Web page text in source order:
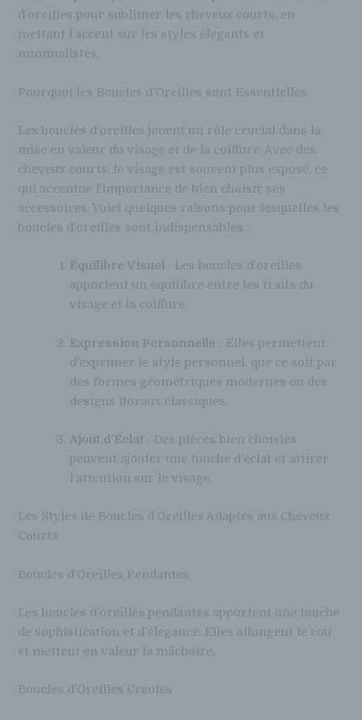
d’oreilles pour sublimer les cheveux courts, en
mettant l’accent sur les styles élégants et
minimalistes.
Pourquoi les Boucles d’Oreilles sont Essentielles
Les boucles d’oreilles jouent un rôle crucial dans la
mise en valeur du visage et de la coiffure. Avec des
cheveux courts, le visage est souvent plus exposé, ce
qui accentue l’importance de bien choisir ses
accessoires. Voici quelques raisons pour lesquelles les
boucles d’oreilles sont indispensables :
Équilibre Visuel : Les boucles d’oreilles
apportent un équilibre entre les traits du
visage et la coiffure.
Expression Personnelle : Elles permettent
d’exprimer le style personnel, que ce soit par
des formes géométriques modernes ou des
designs floraux classiques.
Ajout d’Éclat : Des pièces bien choisies
peuvent ajouter une touche d’éclat et attirer
l’attention sur le visage.
Les Styles de Boucles d’Oreilles Adaptés aux Cheveux
Courts
Boucles d’Oreilles Pendantes
Les boucles d’oreilles pendantes apportent une touche
de sophistication et d’élégance. Elles allongent le cou
et mettent en valeur la mâchoire.
Boucles d’Oreilles Créoles